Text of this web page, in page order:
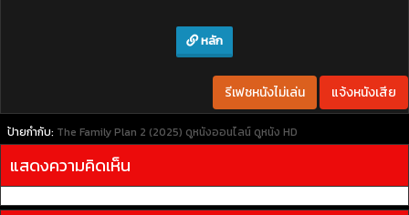
หลัก
รีเฟชหนังไม่เล่น แจ้งหนังเสีย
ป้ายกำกับ: The Family Plan 2 (2025) ดูหนังออนไลน์ ดูหนัง HD
แสดงความคิดเห็น